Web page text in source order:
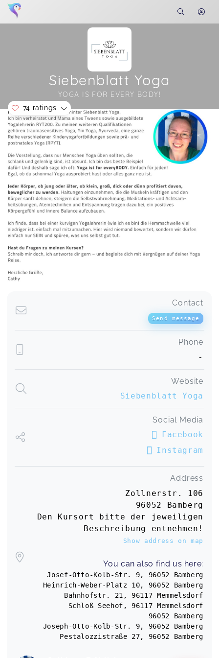
Siebenblatt Yoga
YOGA IS FOR EVERY BODY!
Soon you will learn more about me here...
74 ratings
Meiner Tochter hat es super gefallen, vielen Dank
🙏
Lisa,Jul 28
Absolut empfehlenswert Cathy ist so ein
liebenswerter toller Mensch,dies merken auch
die Kinder. Die Yogastunde ist hier das absolute
Highlight am Montag. Weitere Stunden sind
schon gebucht. Ich kann es nur jedem empfehlen
Kinderyoga für Grundschulkinder
Kinderyoga für Grundschulkinder
Jul 14
Cathys Kinderwagen Yoga war eine kleine Auszeit
super bei Spaziergängen einbauen und man kann
Jasmin,
Auch wenn ich an nur 2 Terminen teilnehmen
konnte, waren diese 2 Stunden wirklich
freue mich schon auf das Kinderwagen-Yoga ;)
Pränatalyoga
Nadine,May 07
Isabell,Mar 04
49 more ratings...
Contact
Send message
Phone
-
Website
Siebenblatt Yoga
Social Media
Facebook
Instagram
Address
Zollnerstr. 106
96052 Bamberg
Den Kursort bitte der jeweiligen
Beschreibung entnehmen!
Show address on map
You can also find us here:
Josef-Otto-Kolb-Str. 9, 96052 Bamberg
Heinrich-Weber-Platz 10, 96052 Bamberg
Bahnhofstr. 21, 96117 Memmelsdorf
Schloß Seehof, 96117 Memmelsdorf
96052 Bamberg
Joseph-Otto-Kolb-Str. 9, 96052 Bamberg
Pestalozzistraße 27, 96052 Bamberg